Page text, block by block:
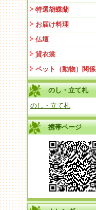
特選胡蝶蘭
お届け料理
仏壇
貸衣裳
ペット（動物）関係
のし・立て札
のし・立て札
携帯ページ